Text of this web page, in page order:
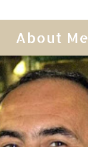
About Me